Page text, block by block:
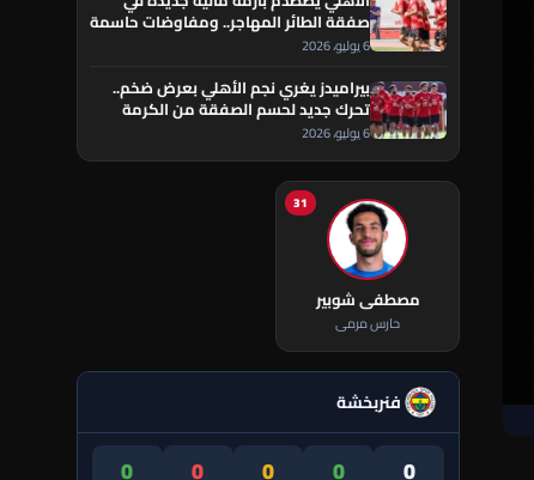
صفقة الطائر المهاجر.. ومفاوضات حاسمة
تقترب من الحسم
6 يوليو، 2026
بيراميدز يغري نجم الأهلي بعرض ضخم..
تحرك جديد لحسم الصفقة من الكرمة
العراقي
6 يوليو، 2026
31
مصطفى شوبير
حارس مرمى
فنربخشة
0
0
0
0
0